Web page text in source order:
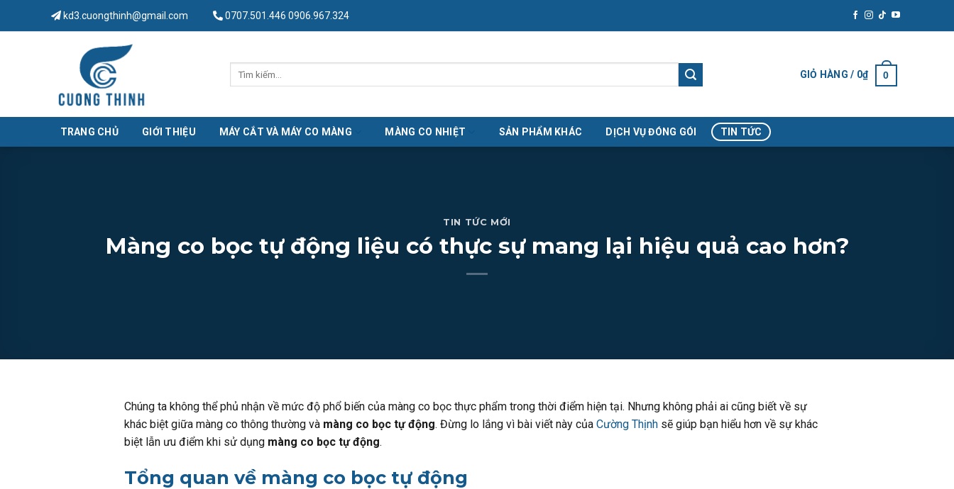
0707.501.446 0906.967.324
kd3.cuongthinh@gmail.com
GIỎ HÀNG / 0₫ 0
TRANG CHỦ GIỚI THIỆU MÁY CẮT VÀ MÁY CO MÀNG MÀNG CO NHIỆT SẢN PHẨM KHÁC DỊCH VỤ ĐÓNG GÓI TIN TỨC
TIN TỨC MỚI
Màng co bọc tự động liệu có thực sự mang lại hiệu quả cao hơn?
Chúng ta không thể phủ nhận về mức độ phổ biến của màng co bọc thực phẩm trong thời điểm hiện tại. Nhưng không phải ai cũng biết về sự
khác biệt giữa màng co thông thường và màng co bọc tự động. Đừng lo lắng vì bài viết này của Cường Thịnhsẽ giúp bạn hiểu hơn về sự khác
biệt lẫn ưu điểm khi sử dụngmàng co bọc tự động.
Tổng quan về màng co bọc tự động